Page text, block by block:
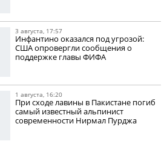
3 августа, 17:57
Инфантино оказался под угрозой:
США опровергли сообщения о
поддержке главы ФИФА
1 августа, 16:20
При сходе лавины в Пакистане погиб
самый известный альпинист
современности Нирмал Пурджа